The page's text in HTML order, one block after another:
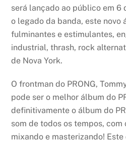
será lançado ao público em 6
o legado da banda, este novo
fulminantes e estimulantes,
industrial, thrash, rock
de Nova York.
O frontman do PRONG,
pode ser o melhor álbum do
definitivamente o álbum do
som de todos os tempos,
mixando e masterizando!